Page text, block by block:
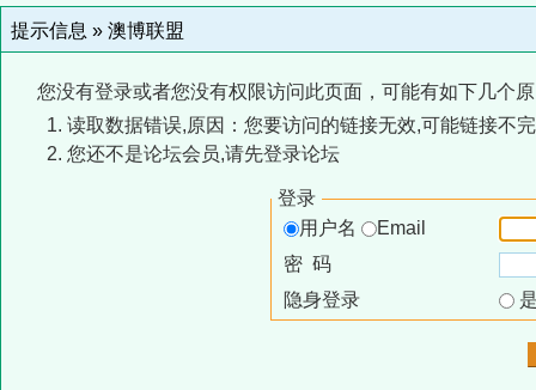
提示信息 » 澳博联盟
您没有登录或者您没有权限访问此页面，可能有如下几个
读取数据错误,原因：您要访问的链接无效,可能链接不
您还不是论坛会员,请先登录论坛
登录
用户名
Email
密 码
隐身登录